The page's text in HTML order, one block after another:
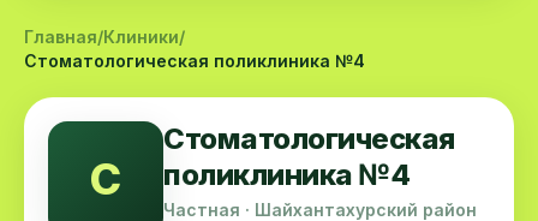
Главная/Клиники/
Стоматологическая поликлиника №4
С
Стоматологическая
поликлиника №4
Частная · Шайхантахурский район